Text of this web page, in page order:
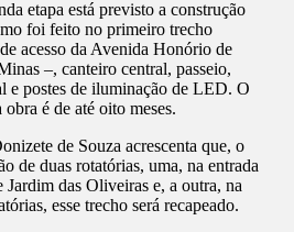
etapa está previsto a construção
foi feito no primeiro trecho
acesso da Avenida Honório de
–, canteiro central, passeio,
e postes de iluminação de LED. O
é de até oito meses.
de Souza acrescenta que, o
de duas rotatórias, uma, na entrada
das Oliveiras e, a outra, na
esse trecho será recapeado.